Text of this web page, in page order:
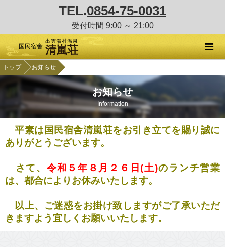
TEL.0854-75-0031
受付時間 9:00 ～ 21:00
国民宿舎
出雲湯村温泉
清嵐荘
トップ お知らせ
お知らせ
Information
平素は国民宿舎清嵐荘をお引き立てを賜り誠に
ありがとうございます。
さて、 令和５年８月２６日(土)のランチ営業
は、都合によりお休みいたします。
以上、ご迷惑をお掛け致しますがご了承いただ
きますよう宜しくお願いいたします。